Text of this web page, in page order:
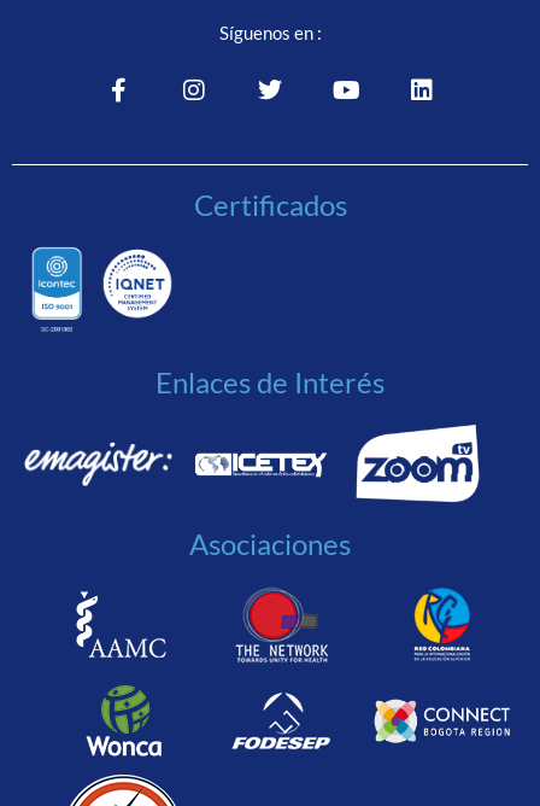
Síguenos en :
Certificados
Enlaces de Interés
Asociaciones